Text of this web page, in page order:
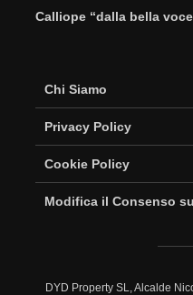
Calliope “dalla bella
Chi Siamo
Privacy Policy
Cookie Policy
Modifica il Consenso
DYD Property SL, Alcalde